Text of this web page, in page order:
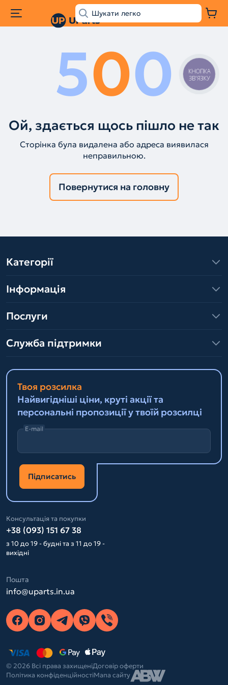
500
Ой, здається щось пішло не так
Сторінка була видалена або адреса виявилася
неправильною.
Повернутися на головну
Категорії
Інформація
Послуги
Служба підтримки
Твоя розсилка
Найвигідніші ціни, круті акції та
персональні пропозиції у твоїй розсилці
E-mail
Підписатись
Консультація та покупки
+38 (093) 151 67 38
з 10 до 19 - будні та з 11 до 19 -
вихідні
Пошта
info@uparts.in.ua
© 2026 Всі права захищеніДоговір оферти
Політика конфіденційностіМапа сайту
КНОПКА
ЗВ'ЯЗКУ